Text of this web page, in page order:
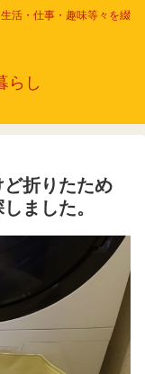
活・仕事・趣味等々を綴
らし
折りたため
ました。